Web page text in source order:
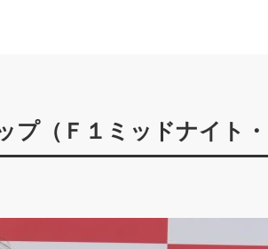
（Ｆ１ミッドナイト・